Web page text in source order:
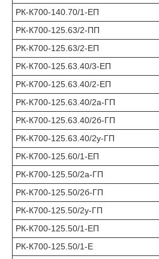
РК-К700-140.70/1-ЕП
РК-К700-125.63/2-ПП
РК-К700-125.63/2-ЕП
РК-К700-125.63.40/3-ЕП
РК-К700-125.63.40/2-ЕП
РК-К700-125.63.40/2а-ГП
РК-К700-125.63.40/2б-ГП
РК-К700-125.63.40/2у-ГП
РК-К700-125.60/1-ЕП
РК-К700-125.50/2а-ГП
РК-К700-125.50/2б-ГП
РК-К700-125.50/2у-ГП
РК-К700-125.50/1-ЕП
РК-К700-125.50/1-Е